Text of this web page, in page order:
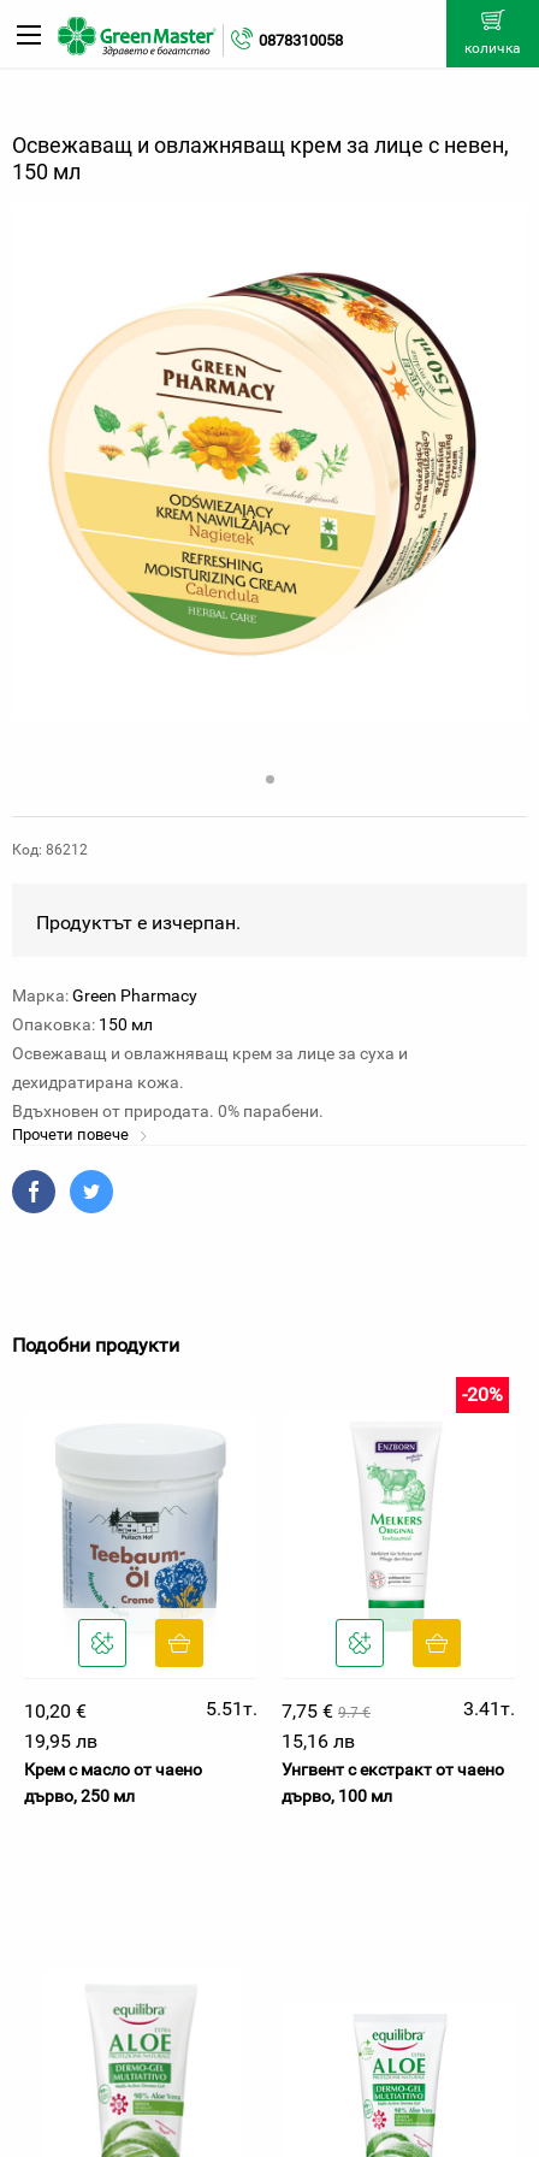
0878310058 количка
Освежаващ и овлажняващ крем за лице с невен,
150 мл
Код: 86212
Продуктът е изчерпан.
Марка:Green Pharmacy
Опаковка: 150 мл
Освежаващ и овлажняващ ​​крем за лице за суха и
дехидратирана кожа.
Вдъхновен от природата. 0% парабени.
Прочети повече
Подобни продукти
10,20 €
5.51т.
19,95 лв
Крем с масло от чаено
дърво, 250 мл
7,75 € 9.7 €
-20%
3.41т.
15,16 лв
Унгвент с екстракт от чаено
дърво, 100 мл